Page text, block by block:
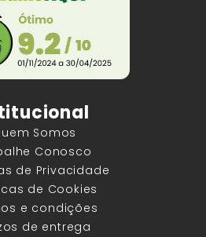
Somos
Conosco
de Privacidade
de Cookies
e condições
de entrega